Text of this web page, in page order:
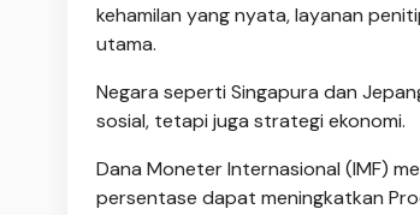
kehamilan yang nyata, layanan
utama.
Negara seperti Singapura dan
sosial, tetapi juga strategi ekonomi.
Dana Moneter Internasional (IMF)
persentase dapat meningkatkan